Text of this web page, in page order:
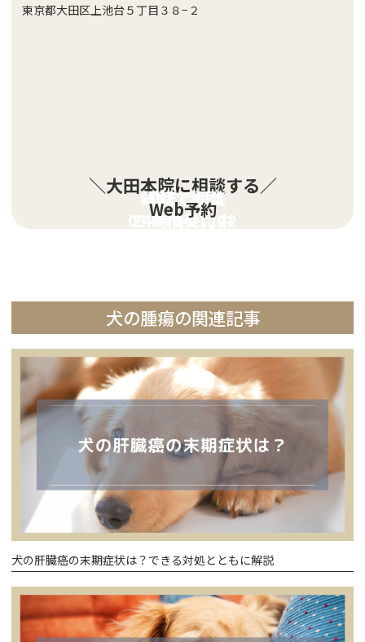
東京都大田区上池台５丁目３８−２
＼大田本院に相談する／
電話で相談
03-5754-1122
LINEで相談
24時間受付中
Web予約
犬の腫瘍の関連記事
犬の肝臓癌の末期症状は？できる対処とともに解説